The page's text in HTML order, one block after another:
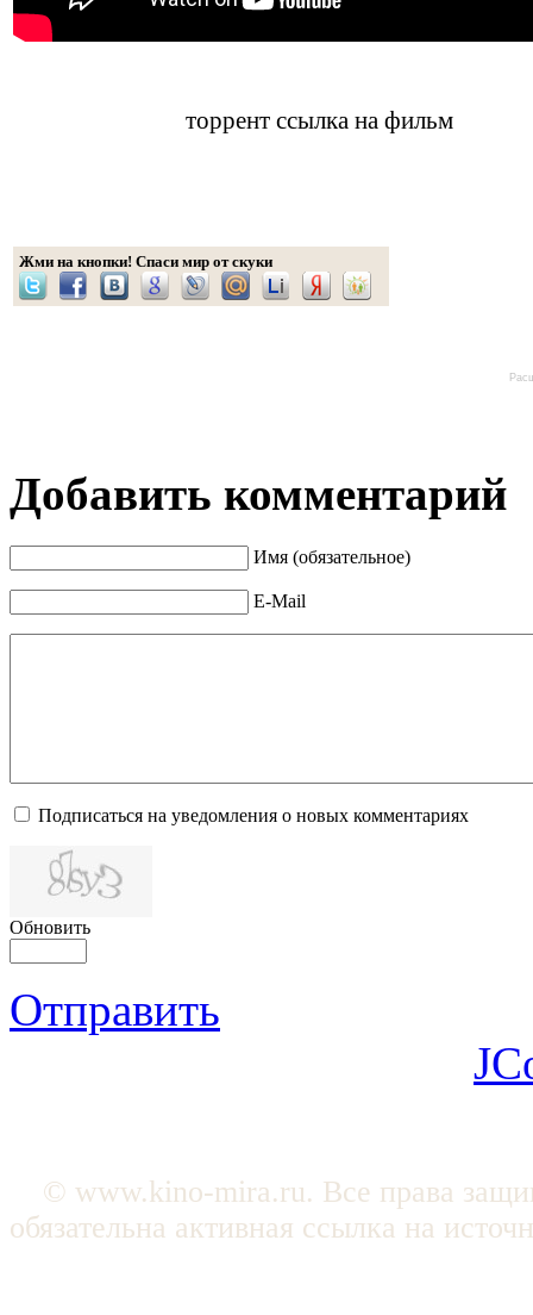
торрент ссылка на фильм
Жми на кнопки! Спаси мир от скуки
Добавить комментарий
Имя (обязательное)
E-Mail
Подписаться на уведомления о новых комментариях
Обновить
Отправить
© www.kino-mira.ru. Все права
обязательна активная ссылка на